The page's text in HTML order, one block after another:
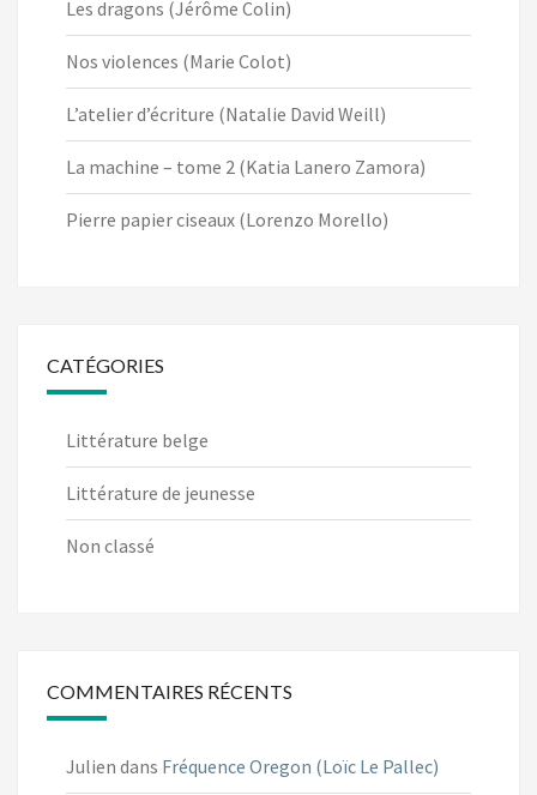
Les dragons (Jérôme Colin)
Nos violences (Marie Colot)
L’atelier d’écriture (Natalie David Weill)
La machine – tome 2 (Katia Lanero Zamora)
Pierre papier ciseaux (Lorenzo Morello)
CATÉGORIES
Littérature belge
Littérature de jeunesse
Non classé
COMMENTAIRES RÉCENTS
Julien dans Fréquence Oregon (Loïc Le Pallec)